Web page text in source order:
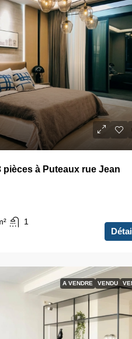
pièces à Puteaux rue Jean
1
A VENDRE VENDU